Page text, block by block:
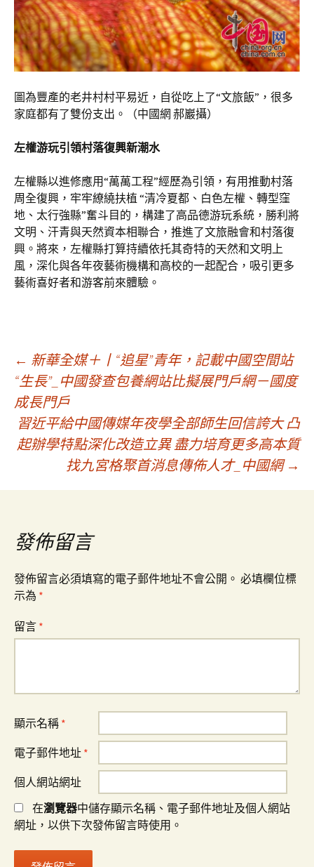
圖為豐產的老井村村平易近，自從吃上了“文旅飯”，很多
家庭都有了雙份支出。（中國網 郝巖攝）
左權游玩引領村落復興新潮水
左權縣以進修應用“萬萬工程”經歷為引領，有用推動村落
周全復興，牢牢繚繞扶植 “清冷夏都、白色左權、轉型窪
地、太行強縣”奮斗目的，構建了高品德游玩系統，勝利將
文明、汗青與天然資本相聯合，推進了文旅融會和村落復
興。將來，左權縣打算持續依托其奇特的天然和文明上
風，深化與各年夜藝術機構和高校的一起配合，吸引更多
藝術喜好者和游客前來體驗。
文
章
導
覽
← 新華全媒＋丨“追星”青年，記載中國空間站
“生長”_中國發查包養網站比擬展門戶網－國度
成長門戶
習近平給中國傳媒年夜學全部師生回信誇大 凸
起辦學特點深化改造立異 盡力培育更多高本質
找九宮格聚首消息傳佈人才_中國網 →
發佈留言
發佈留言必須填寫的電子郵件地址不會公開。 必填欄位標
示為 *
留言 *
顯示名稱 *
電子郵件地址 *
個人網站網址
在瀏覽器中儲存顯示名稱、電子郵件地址及個人網站
網址，以供下次發佈留言時使用。